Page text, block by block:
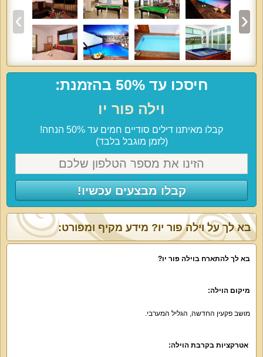
חיסכו עד 50% בהזמנת:
וילה פור יו
קבלו מאיתנו דילים סודיים חמים עד 50% הנחה!
(לזמן מוגבל בלבד)
קבלו מבצעים עכשיו!
בא לך על וילה פור יו? מידע מקיף ומפורט:
בא לך להתארח בוילה פור יו?
מיקום הוילה:
מושב פקעין החדשה, הגליל המערבי.
אטרקציות בקרבת הוילה: